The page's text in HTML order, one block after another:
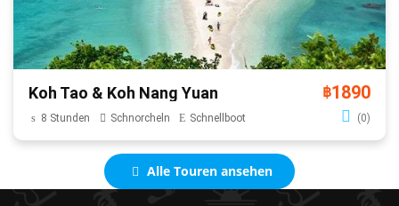
Koh Tao & Koh Nang Yuan ฿1890
8 Stunden Schnorcheln Schnellboot (0)
Alle Touren ansehen